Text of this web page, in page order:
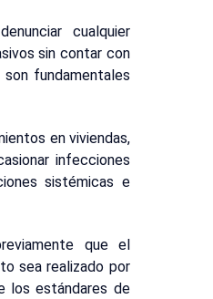
cualquier
sin contar con
son fundamentales
en viviendas,
infecciones
sistémicas e
que el
sea realizado por
los estándares de